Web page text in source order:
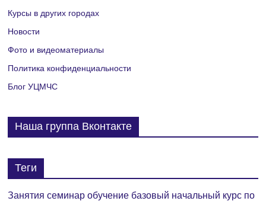
Курсы в других городах
Новости
Фото и видеоматериалы
Политика конфиденциальности
Блог УЦМЧС
Наша группа Вконтакте
Теги
Занятия семинар обучение базовый начальный курс по